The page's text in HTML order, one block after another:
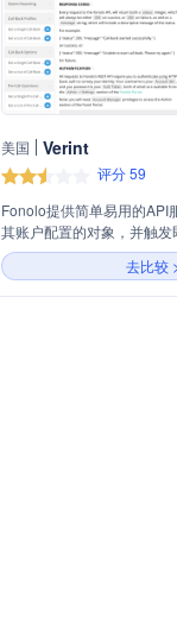
美国 Verint
评分 59
Fonolo提供简单易用的API
其账户配置的对象，并触
回拨。
去比较